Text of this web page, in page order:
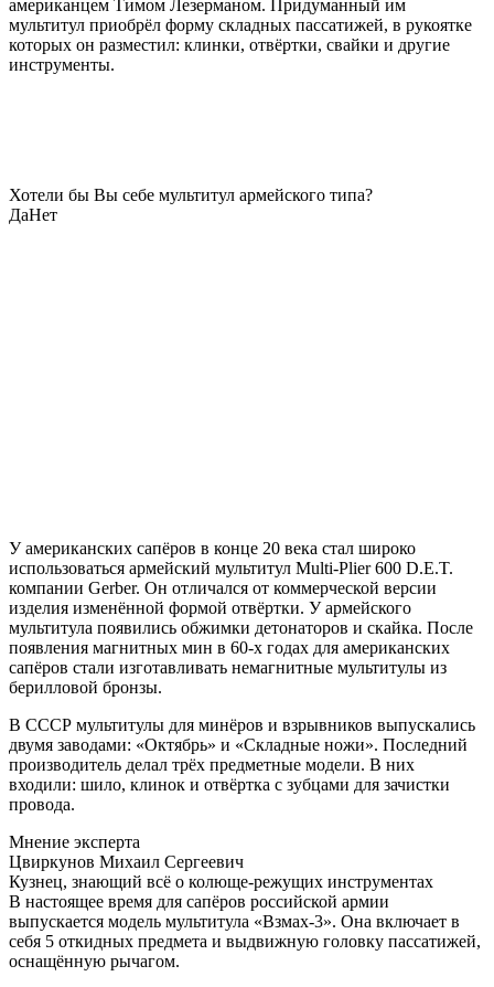
американцем Тимом Лезерманом. Придуманный им
мультитул приобрёл форму складных пассатижей, в рукоятке
которых он разместил: клинки, отвёртки, свайки и другие
инструменты.
Хотели бы Вы себе мультитул армейского типа?
ДаНет
У американских сапёров в конце 20 века стал широко
использоваться армейский мультитул Multi-Plier 600 D.E.T.
компании Gerber. Он отличался от коммерческой версии
изделия изменённой формой отвёртки. У армейского
мультитула появились обжимки детонаторов и скайка. После
появления магнитных мин в 60-х годах для американских
сапёров стали изготавливать немагнитные мультитулы из
берилловой бронзы.
В СССР мультитулы для минёров и взрывников выпускались
двумя заводами: «Октябрь» и «Складные ножи». Последний
производитель делал трёх предметные модели. В них
входили: шило, клинок и отвёртка с зубцами для зачистки
провода.
Мнение эксперта
Цвиркунов Михаил Сергеевич
Кузнец, знающий всё о колюще-режущих инструментах
В настоящее время для сапёров российской армии
выпускается модель мультитула «Взмах-3». Она включает в
себя 5 откидных предмета и выдвижную головку пассатижей,
оснащённую рычагом.